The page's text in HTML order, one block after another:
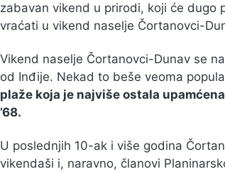
zabavan vikend u prirodi, koji će dugo
vraćati u vikend naselje Čortanovci-
Vikend naselje Čortanovci-Dunav se
od Inđije. Nekad to beše veoma
plaže koja je najviše ostala
’68.
U poslednjih 10-ak i više godina
vikendaši i, naravno, članovi